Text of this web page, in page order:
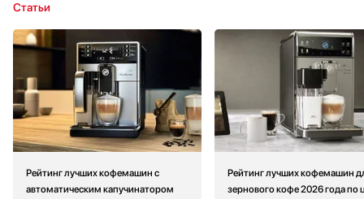
Статьи
Рейтинг лучших кофемашин с
автоматическим капучинатором
Рейтинг лучших кофемашин
зернового кофе 2026 года по